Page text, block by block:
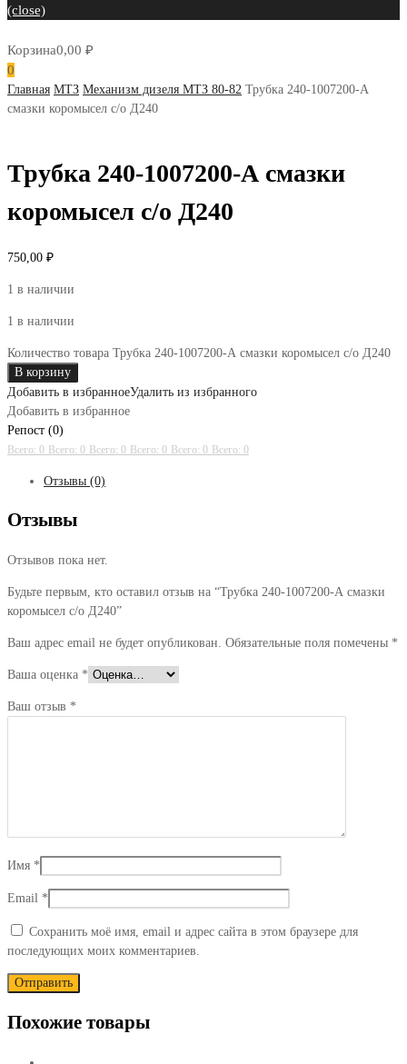
(close)
Корзина0,00 ₽
0
Главная МТЗ Механизм дизеля МТЗ 80-82 Трубка 240-1007200-А
смазки коромысел с/о Д240
Трубка 240-1007200-А смазки
коромысел с/о Д240
750,00 ₽
1 в наличии
1 в наличии
Количество товара Трубка 240-1007200-А смазки коромысел с/о Д240
В корзину
Добавить в избранноеУдалить из избранного
Добавить в избранное
Репост (0)
Всего: 0 Всего: 0 Всего: 0 Всего: 0 Всего: 0 Всего: 0
Отзывы (0)
Отзывы
Отзывов пока нет.
Будьте первым, кто оставил отзыв на “Трубка 240-1007200-А смазки
коромысел с/о Д240”
Ваш адрес email не будет опубликован. Обязательные поля помечены *
Ваша оценка *
Ваш отзыв *
Имя *
Email *
Сохранить моё имя, email и адрес сайта в этом браузере для
последующих моих комментариев.
Похожие товары